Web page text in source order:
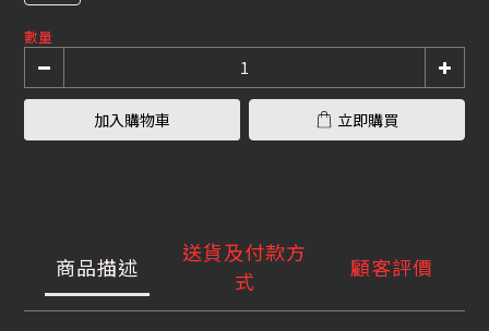
數量
加入購物車 立即購買
商品描述
送貨及付款方
式
顧客評價